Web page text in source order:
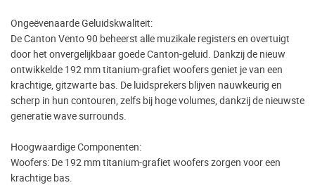
Ongeëvenaarde Geluidskwaliteit:
De Canton Vento 90 beheerst alle muzikale registers en overtuigt
door het onvergelijkbaar goede Canton-geluid. Dankzij de nieuw
ontwikkelde 192 mm titanium-grafiet woofers geniet je van een
krachtige, gitzwarte bas. De luidsprekers blijven nauwkeurig en
scherp in hun contouren, zelfs bij hoge volumes, dankzij de nieuwste
generatie wave surrounds.
Hoogwaardige Componenten:
Woofers: De 192 mm titanium-grafiet woofers zorgen voor een
krachtige bas.